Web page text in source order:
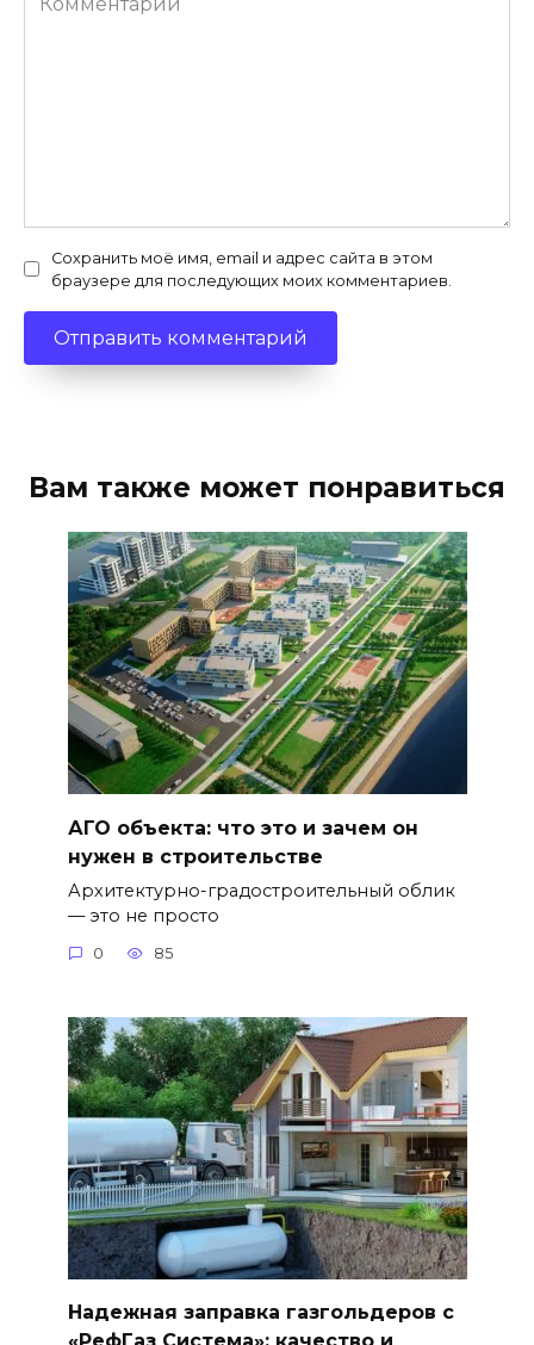
Сохранить моё имя, email и адрес сайта в этом
браузере для последующих моих комментариев.
Вам также может понравиться
АГО объекта: что это и зачем он
нужен в строительстве
Архитектурно-градостроительный облик
— это не просто
0 85
Надежная заправка газгольдеров с